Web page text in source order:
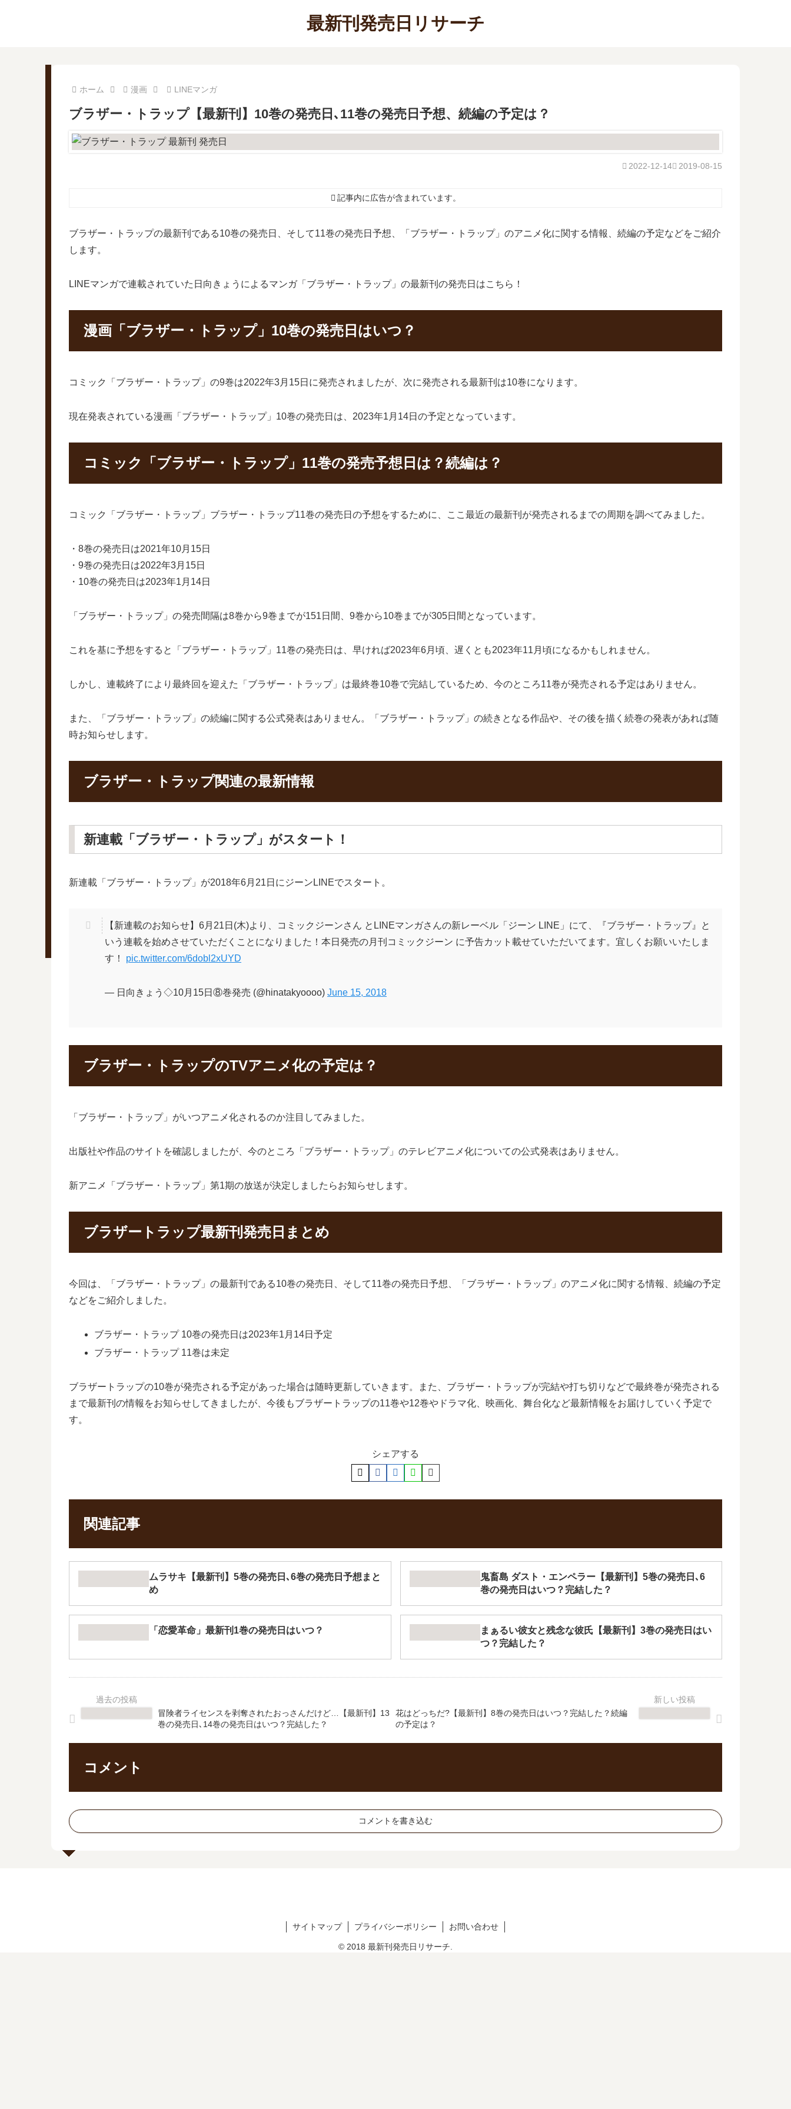
最新刊発売日リサーチ
ホーム 漫画 LINEマンガ
ブラザー・トラップ【最新刊】10巻の発売日､11巻の発売日予想、続編の予定は？
2019-08-15
2022-12-14
記事内に広告が含まれています。
ブラザー・トラップの最新刊である10巻の発売日、そして11巻の発売日予想、「ブラザー・トラップ」のアニメ化に関する情報、続編の予定などをご紹介
します。
LINEマンガで連載されていた日向きょうによるマンガ「ブラザー・トラップ」の最新刊の発売日はこちら！
漫画「ブラザー・トラップ」10巻の発売日はいつ？
コミック「ブラザー・トラップ」の9巻は2022年3月15日に発売されましたが、次に発売される最新刊は10巻になります。
現在発表されている漫画「ブラザー・トラップ」10巻の発売日は、2023年1月14日の予定となっています。
コミック「ブラザー・トラップ」11巻の発売予想日は？続編は？
コミック「ブラザー・トラップ」ブラザー・トラップ11巻の発売日の予想をするために、ここ最近の最新刊が発売されるまでの周期を調べてみました。
・8巻の発売日は2021年10月15日
・9巻の発売日は2022年3月15日
・10巻の発売日は2023年1月14日
「ブラザー・トラップ」の発売間隔は8巻から9巻までが151日間、9巻から10巻までが305日間となっています。
これを基に予想をすると「ブラザー・トラップ」11巻の発売日は、早ければ2023年6月頃、遅くとも2023年11月頃になるかもしれません。
しかし、連載終了により最終回を迎えた「ブラザー・トラップ」は最終巻10巻で完結しているため、今のところ11巻が発売される予定はありません。
また、「ブラザー・トラップ」の続編に関する公式発表はありません。「ブラザー・トラップ」の続きとなる作品や、その後を描く続巻の発表があれば随
時お知らせします。
ブラザー・トラップ関連の最新情報
新連載「ブラザー・トラップ」がスタート！
新連載「ブラザー・トラップ」が2018年6月21日にジーンLINEでスタート。
【新連載のお知らせ】6月21日(木)より、コミックジーンさん とLINEマンガさんの新レーベル「ジーン LINE」にて、『ブラザー・トラップ』と
いう連載を始めさせていただくことになりました！本日発売の月刊コミックジーン に予告カット載せていただいてます。宜しくお願いいたしま
す！ pic.twitter.com/6dobl2xUYD
— 日向きょう◇10月15日⑧巻発売 (@hinatakyoooo) June 15, 2018
ブラザー・トラップのTVアニメ化の予定は？
「ブラザー・トラップ」がいつアニメ化されるのか注目してみました。
出版社や作品のサイトを確認しましたが、今のところ「ブラザー・トラップ」のテレビアニメ化についての公式発表はありません。
新アニメ「ブラザー・トラップ」第1期の放送が決定しましたらお知らせします。
ブラザートラップ最新刊発売日まとめ
今回は、「ブラザー・トラップ」の最新刊である10巻の発売日、そして11巻の発売日予想、「ブラザー・トラップ」のアニメ化に関する情報、続編の予定
などをご紹介しました。
ブラザー・トラップ 10巻の発売日は2023年1月14日予定
ブラザー・トラップ 11巻は未定
ブラザートラップの10巻が発売される予定があった場合は随時更新していきます。また、ブラザー・トラップが完結や打ち切りなどで最終巻が発売される
まで最新刊の情報をお知らせしてきましたが、今後もブラザートラップの11巻や12巻やドラマ化、映画化、舞台化など最新情報をお届けしていく予定で
す。
シェアする
関連記事
ムラサキ【最新刊】5巻の発売日､6巻の発売日予想まと
め
鬼畜島 ダスト・エンペラー【最新刊】5巻の発売日､6
巻の発売日はいつ？完結した？
「恋愛革命」最新刊1巻の発売日はいつ？
まぁるい彼女と残念な彼氏【最新刊】3巻の発売日はい
つ？完結した？
冒険者ライセンスを剥奪されたおっさんだけど…【最新刊】13
巻の発売日､14巻の発売日はいつ？完結した？
花はどっちだ?【最新刊】8巻の発売日はいつ？完結した？続編
の予定は？
コメント
コメントを書き込む
サイトマップ プライバシーポリシー お問い合わせ
© 2018 最新刊発売日リサーチ.